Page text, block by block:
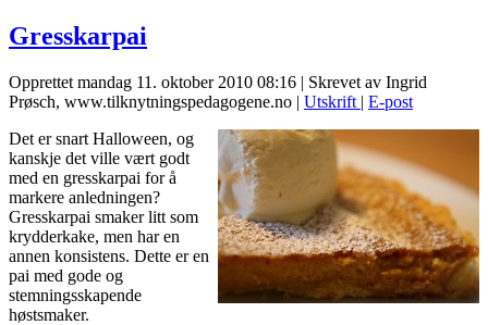
Gresskarpai
Opprettet mandag 11. oktober 2010 08:16 | Skrevet av Ingrid
Prøsch, www.tilknytningspedagogene.no | Utskrift | E-post
Det er snart Halloween, og
kanskje det ville vært godt
med en gresskarpai for å
markere anledningen?
Gresskarpai smaker litt som
krydderkake, men har en
annen konsistens. Dette er en
pai med gode og
stemningsskapende
høstsmaker.